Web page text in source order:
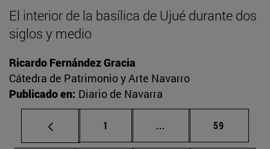
El interior de la basílica de Ujué durante dos
siglos y medio
Ricardo Fernández Gracia
Cátedra de Patrimonio y Arte Navarro
Publicado en: Diario de Navarra
Página
1 ... Páginas intermedias
Página
59